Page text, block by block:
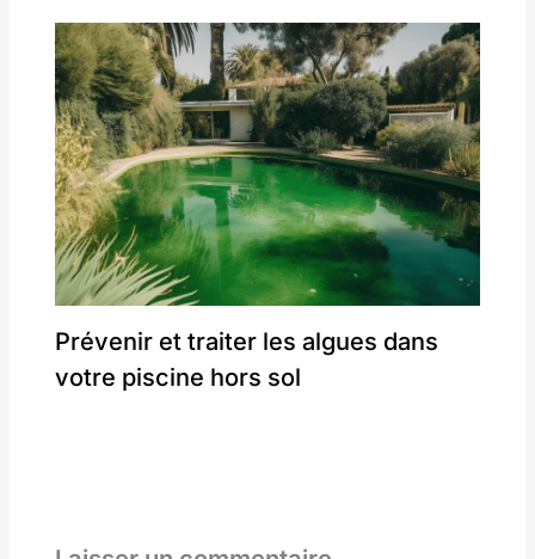
Prévenir et traiter les algues dans
votre piscine hors sol